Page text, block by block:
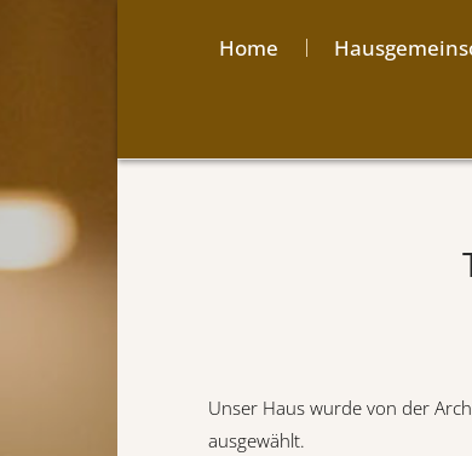
Home
Unser Haus wurde von der
ausgewählt.